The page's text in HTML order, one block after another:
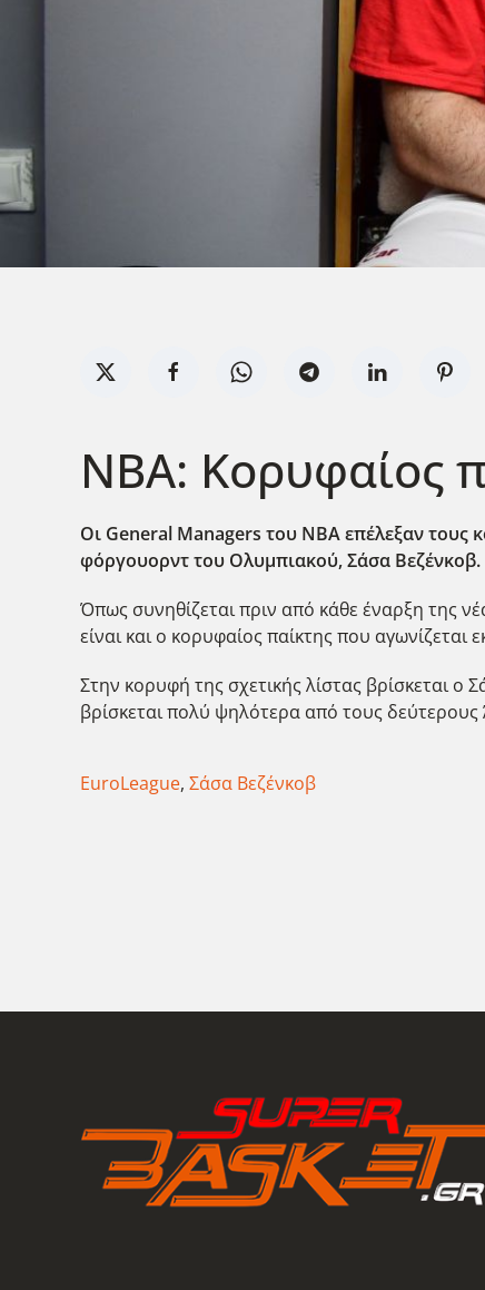
NBA: Κορυφαίος
Οι General Managers του ΝΒΑ επέλεξαν τους
φόργουορντ του Ολυμπιακού, Σάσα Βεζένκοβ.
Όπως συνηθίζεται πριν από κάθε έναρξη της
είναι και ο κορυφαίος παίκτης που αγωνίζεται
Στην κορυφή της σχετικής λίστας βρίσκεται
βρίσκεται πολύ ψηλότερα από τους
EuroLeague, Σάσα Βεζένκοβ